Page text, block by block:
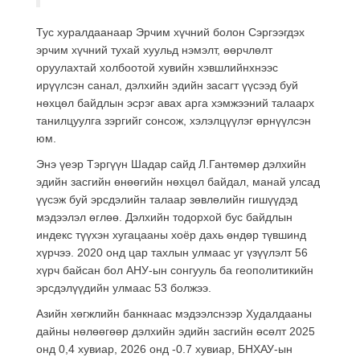
Тус хуралдаанаар Эрчим хүчний болон Сэргээгдэх
эрчим хүчний тухай хуульд нэмэлт, өөрчлөлт
оруулахтай холбоотой хувийн хэвшлийнхнээс
ирүүлсэн санал, дэлхийн эдийн засагт үүсээд буй
нөхцөл байдлын эсрэг авах арга хэмжээний талаарх
танилцуулга зэргийг сонсож, хэлэлцүүлэг өрнүүлсэн
юм.
Энэ үеэр Тэргүүн Шадар сайд Л.Гантөмөр дэлхийн
эдийн засгийн өнөөгийн нөхцөл байдал, манай улсад
үүсэж буй эрсдэлийн талаар зөвлөлийн гишүүдэд
мэдээлэл өглөө. Дэлхийн тодорхой бус байдлын
индекс түүхэн хугацааны хоёр дахь өндөр түвшинд
хүрчээ. 2020 онд цар тахлын улмаас уг үзүүлэлт 56
хүрч байсан бол АНУ-ын сонгууль ба геополитикийн
эрсдэлүүдийн улмаас 53 болжээ.
Азийн хөгжлийн банкнаас мэдээлснээр Худалдааны
дайны нөлөөгөөр дэлхийн эдийн засгийн өсөлт 2025
онд 0,4 хувиар, 2026 онд -0.7 хувиар, БНХАУ-ын